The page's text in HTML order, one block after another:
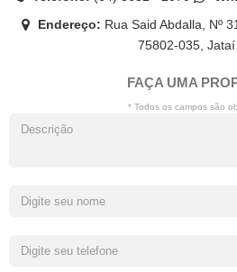
Endereço: Rua Said Abdalla, Nº
75802-035,
FAÇA UMA
* Todos os campos são